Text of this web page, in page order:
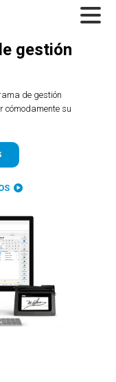
gestión
de gestión
cómodamente su